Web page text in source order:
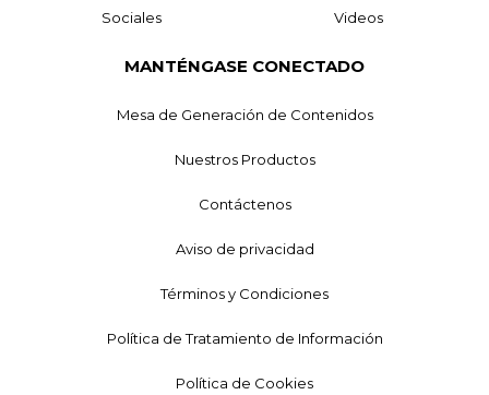
Sociales Videos
MANTÉNGASE CONECTADO
Mesa de Generación de Contenidos
Nuestros Productos
Contáctenos
Aviso de privacidad
Términos y Condiciones
Política de Tratamiento de Información
Política de Cookies